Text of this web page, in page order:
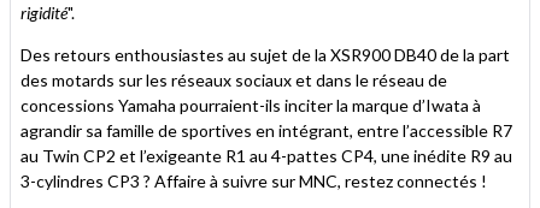
rigidité".
Des retours enthousiastes au sujet de la XSR900 DB40 de la part
des motards sur les réseaux sociaux et dans le réseau de
concessions Yamaha pourraient-ils inciter la marque d’Iwata à
agrandir sa famille de sportives en intégrant, entre l’accessible R7
au Twin CP2 et l’exigeante R1 au 4-pattes CP4, une inédite R9 au
3-cylindres CP3 ? Affaire à suivre sur MNC, restez connectés !